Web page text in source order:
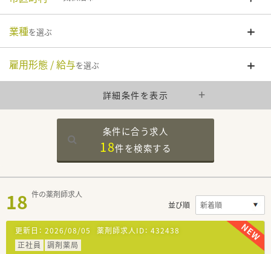
業種を選ぶ
雇用形態 / 給与を選ぶ
詳細条件を表示
条件に合う求人
18件を検索する
18 件の薬剤師求人
並び順
更新日： 2026/08/05 薬剤師求人ID： 432438
正社員
調剤薬局